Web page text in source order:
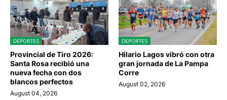
DEPORTES
Provincial de Tiro 2026:
Santa Rosa recibió una
nueva fecha con dos
blancos perfectos
August 04, 2026
DEPORTES
Hilario Lagos vibró con otra
gran jornada de La Pampa
Corre
August 02, 2026